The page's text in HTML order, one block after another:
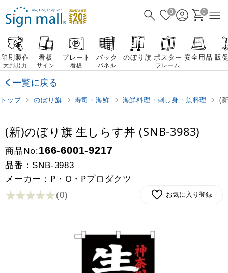
0 0
印刷製作
大判出力
看板
サイン
プレート
看板
バック
パネル
のぼり旗 ポスター
フレーム
安全用品 販
一覧に戻る
トップ のぼり旗 寿司・海鮮 海鮮料理・刺し身・魚料理 (
(新)のぼり旗 生しらす丼 (SNB-3983)
商品No:166-6001-9217
品番： SNB-3983
メーカー：P・O・Pプロダクツ
(0) お気に入り登録